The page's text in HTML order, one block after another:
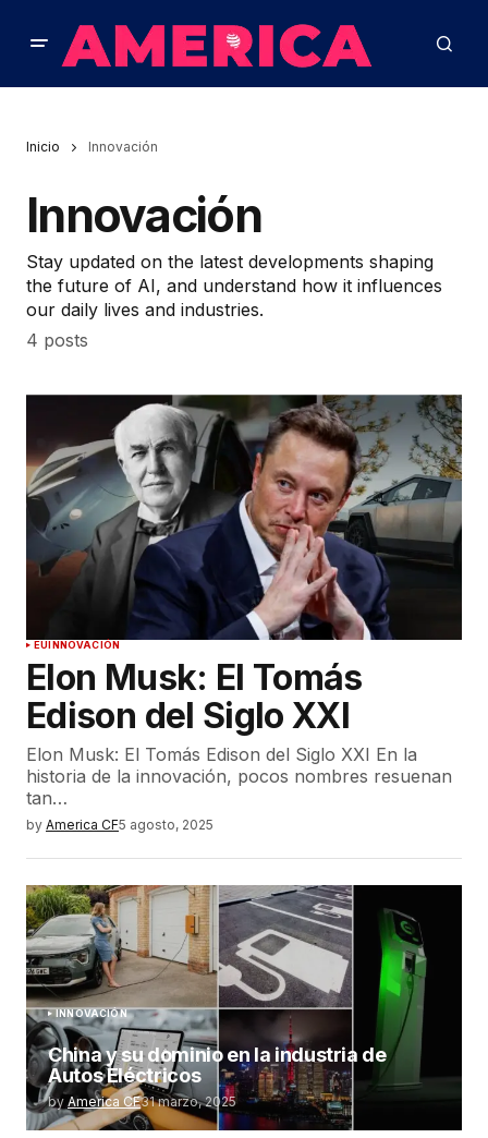
Inicio Innovación
Innovación
Stay updated on the latest developments shaping
the future of AI, and understand how it influences
our daily lives and industries.
4 posts
EUINNOVACIÓN
Elon Musk: El Tomás
Edison del Siglo XXI
Elon Musk: El Tomás Edison del Siglo XXI En la
historia de la innovación, pocos nombres resuenan
tan…
by America CF5 agosto, 2025
INNOVACIÓN
China y su dominio en la industria de
Autos Eléctricos
by America CF31 marzo, 2025